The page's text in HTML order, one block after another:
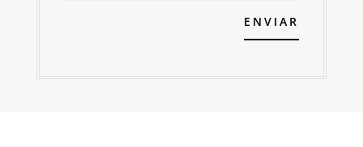
ENVIAR